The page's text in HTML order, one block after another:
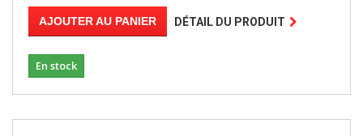
AJOUTER AU PANIER DÉTAIL DU PRODUIT
En stock